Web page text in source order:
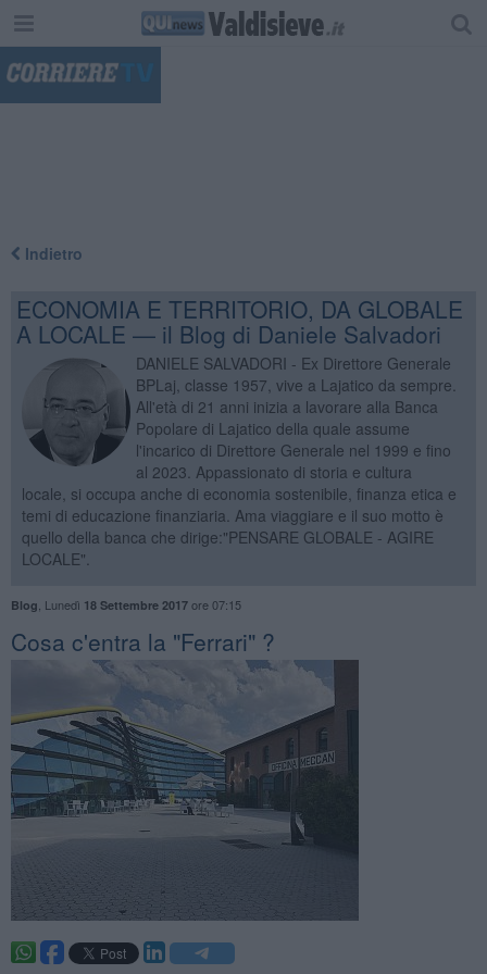
Indietro
ECONOMIA E TERRITORIO, DA GLOBALE
A LOCALE — il Blog di Daniele Salvadori
DANIELE SALVADORI - Ex Direttore Generale
BPLaj, classe 1957, vive a Lajatico da sempre.
All'età di 21 anni inizia a lavorare alla Banca
Popolare di Lajatico della quale assume
l'incarico di Direttore Generale nel 1999 e fino
al 2023. Appassionato di storia e cultura
locale, si occupa anche di economia sostenibile, finanza etica e
temi di educazione finanziaria. Ama viaggiare e il suo motto è
quello della banca che dirige:"PENSARE GLOBALE - AGIRE
LOCALE".
Blog Lunedì 18 Settembre 2017ore 07:15
Cosa c'entra la "Ferrari" ?